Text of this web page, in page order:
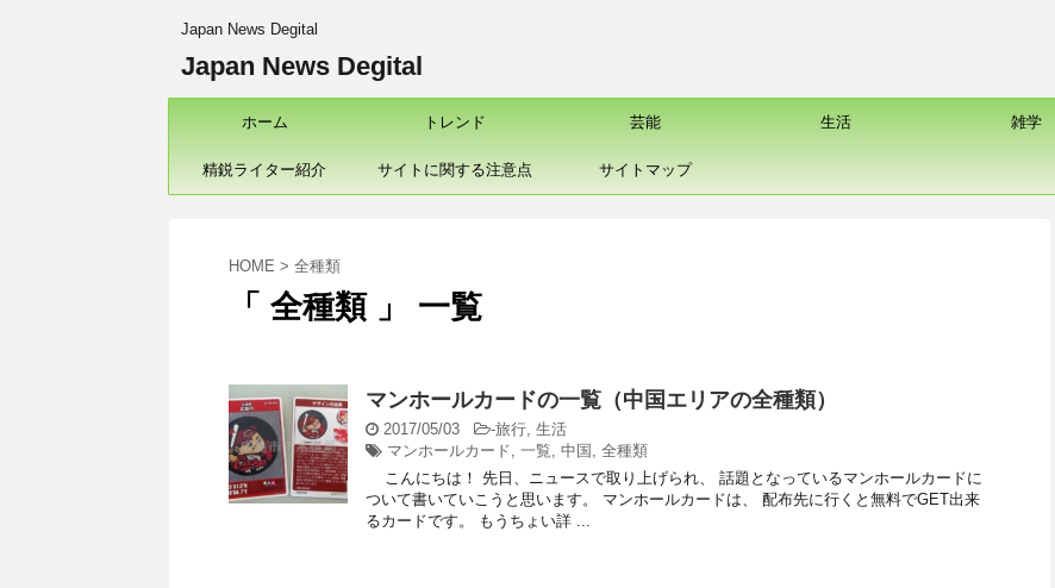
Japan News Degital
Japan News Degital
ホーム トレンド 芸能 生活 雑学
精鋭ライター紹介 サイトに関する注意点 サイトマップ
HOME > 全種類
「 全種類 」 一覧
マンホールカードの一覧（中国エリアの全種類）
2017/05/03 -旅行, 生活
マンホールカード, 一覧, 中国 , 全種類
こんにちは！ 先日、ニュースで取り上げられ、 話題となっているマンホールカードに
ついて書いていこうと思います。 マンホールカードは、 配布先に行くと無料でGET出来
るカードです。 もうちょい詳 ...